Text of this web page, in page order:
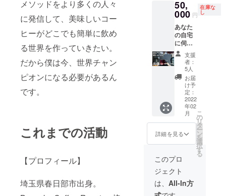
メソッドをより多くの人々
に発信して、美味しいコー
ヒーがどこでも簡単に飲め
る世界を作っていきたい。
だから僕は今、世界チャン
ピオンになる必要があるん
です。
これまでの活動
【プロフィール】
埼玉県春日部市出身。
会が3度
延期に
なって
しま
い、使
い道が
なく
なって
しまい
まし
た。。
品種：
ゲイ
シャ種
(めっ
ちゃ美
味しい)
界にい
のクラ
スの
す。 品
種：ゲ
イシャ
種 (めっ
ちゃ美
味しい)
コー
ヒー業
界にい
てもこ
のクラ
スの
コー
ヒーを
飲むこ
とは、
それほ
会で
す。 こ
のよう
なタイ
ミング
50,
000 円
在庫な
し
あなた
の自宅
に伺い
ます！
出張
コー
ヒー(5
万円/10
杯まで)
追加費
用でそ
れ以上
の杯数
も可能
です！
大会で
使われ
るよう
な高品
質な
コー
支援
者：
5人
お届
け予
定：
2022
年02
月
詳細を見る
こ
の
リ
タ
ー
ン
を
選
択
す
る
このプロ
ジェクト
は、 All-In方